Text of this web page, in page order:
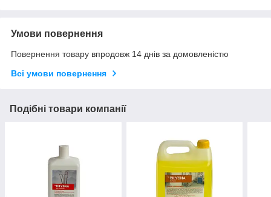
Умови повернення
Повернення товару впродовж 14 днів за домовленістю
Всі умови повернення
Подібні товари компанії